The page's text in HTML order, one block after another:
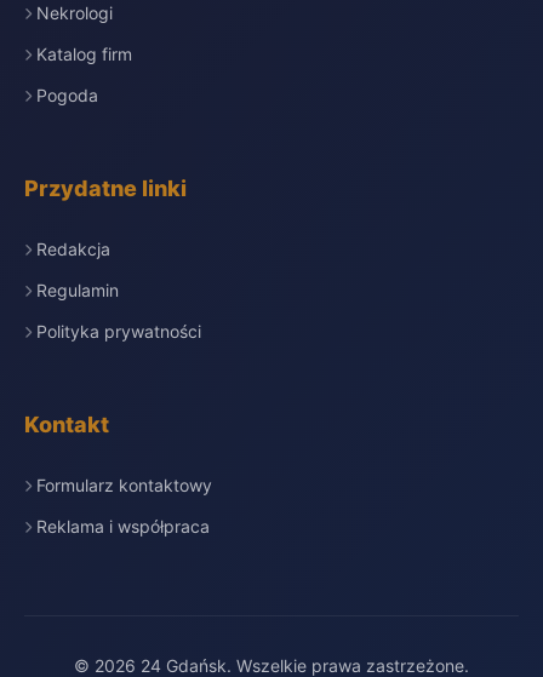
Nekrologi
Katalog firm
Pogoda
Przydatne linki
Redakcja
Regulamin
Polityka prywatności
Kontakt
Formularz kontaktowy
Reklama i współpraca
© 2026 24 Gdańsk. Wszelkie prawa zastrzeżone.